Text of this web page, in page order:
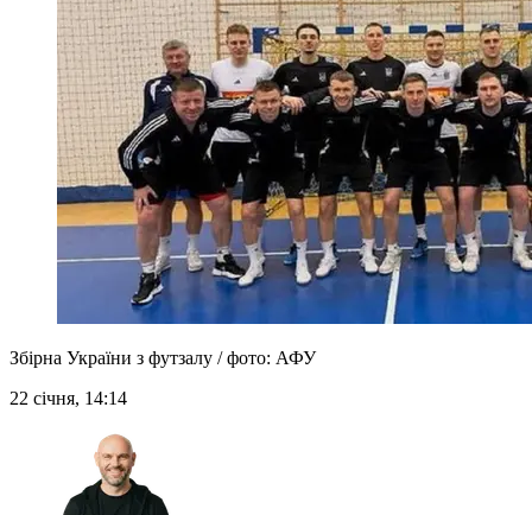
Збірна України з футзалу / фото: АФУ
22 січня, 14:14